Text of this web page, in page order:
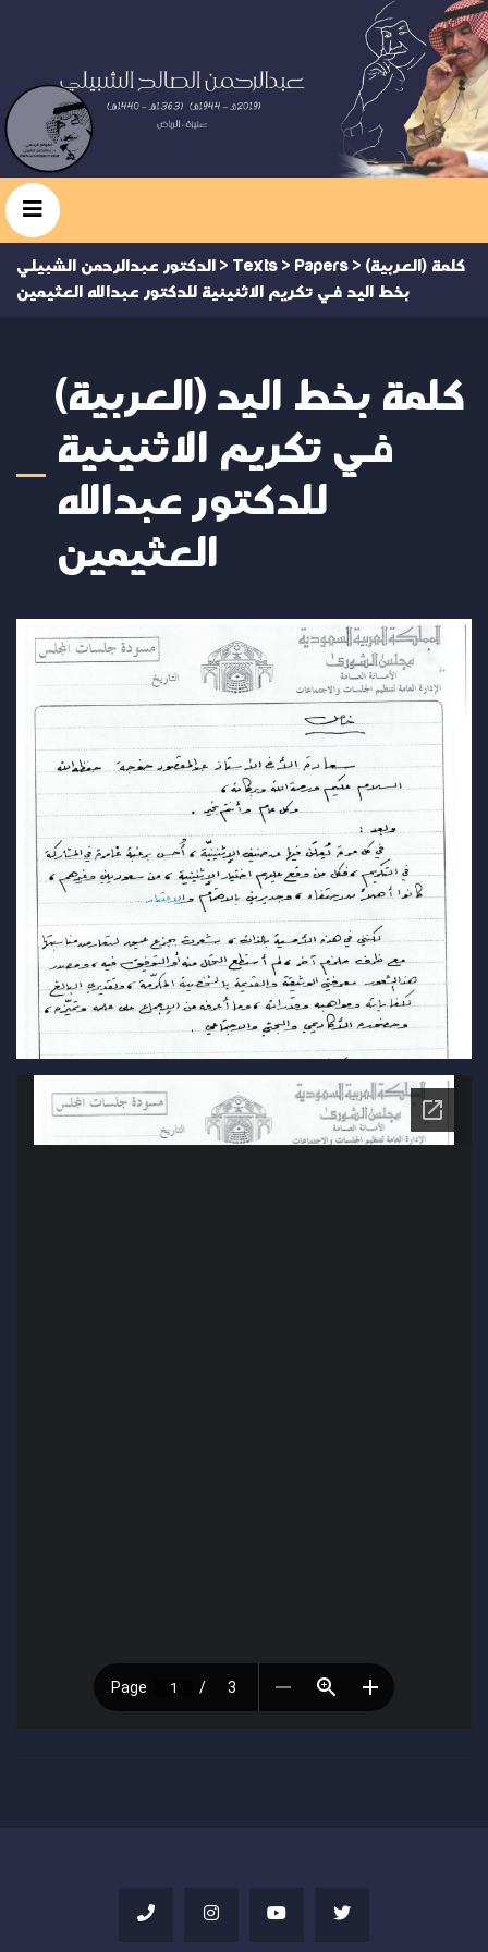
الدكتور عبدالرحمن الشبيلي > Texts > Papers > (العربية) كلمة
بخط اليد في تكريم الاثنينية للدكتور عبدالله العثيمين
(العربية) كلمة بخط اليد
في تكريم الاثنينية
للدكتور عبدالله
العثيمين